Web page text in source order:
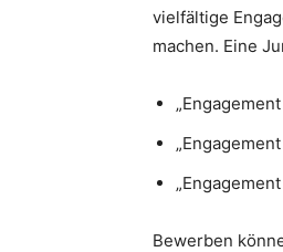
vielfältige
machen. Eine
Bewerben